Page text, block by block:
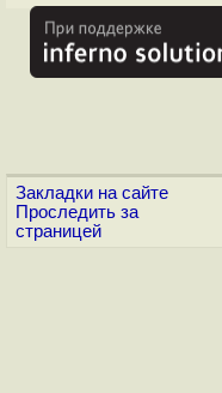
Закладки на сайте
Проследить за
страницей